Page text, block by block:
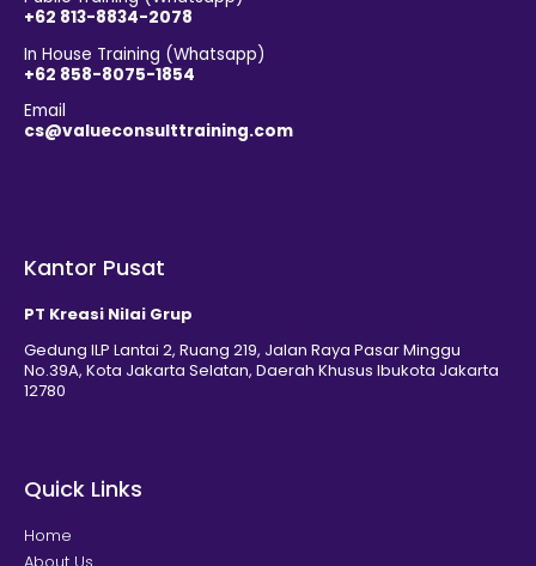
+62 813-8834-2078
In House Training (Whatsapp)
+62 858-8075-1854
Email
cs@valueconsulttraining.com
Kantor Pusat
PT Kreasi Nilai Grup
Gedung ILP Lantai 2, Ruang 219, Jalan Raya Pasar Minggu
No.39A, Kota Jakarta Selatan, Daerah Khusus Ibukota Jakarta
12780
Quick Links
Home